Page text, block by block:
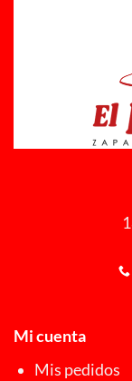
Mi cuenta
Mis pedidos